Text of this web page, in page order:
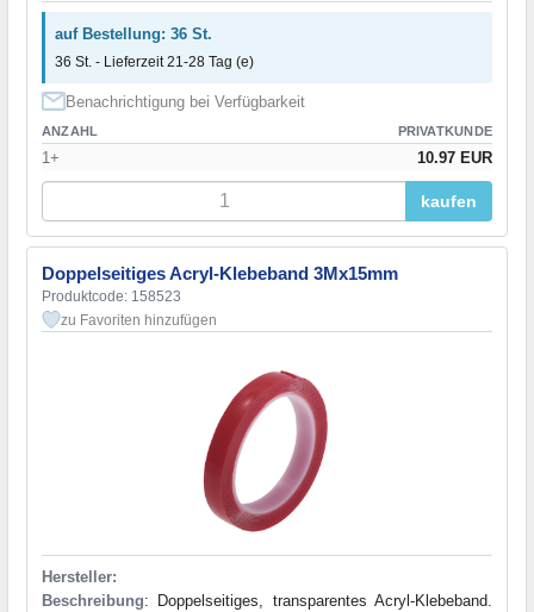
auf Bestellung: 36 St.
36 St. - Lieferzeit 21-28 Tag (e)
Benachrichtigung bei Verfügbarkeit
ANZAHL PRIVATKUNDE
1+ 10.97 EUR
kaufen
Doppelseitiges Acryl-Klebeband 3Mx15mm
Produktcode: 158523
zu Favoriten hinzufügen
Hersteller:
Beschreibung: Doppelseitiges, transparentes Acryl-Klebeband.